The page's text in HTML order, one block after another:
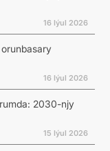
16 Iýul 2026
16 Iýul 2026
2030-njy
15 Iýul 2026